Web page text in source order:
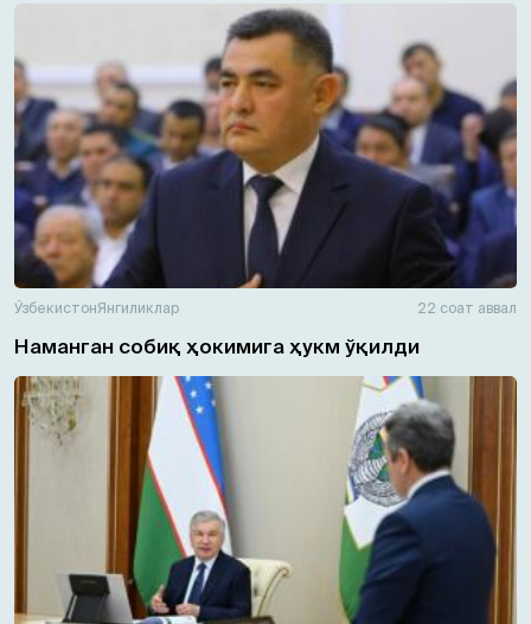
ЎзбекистонЯнгиликлар 22 соат аввал
Наманган собиқ ҳокимига ҳукм ўқилди